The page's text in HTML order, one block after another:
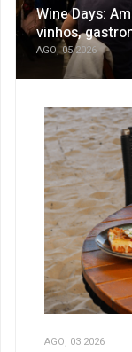
Wine Days:
vinhos,
AGO, 05 2026
AGO, 03 2026